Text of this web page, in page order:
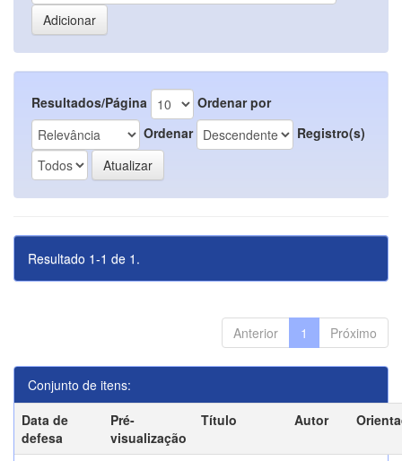
Resultados/Página
Ordenar por
Ordenar
Registro(s)
Resultado 1-1 de 1.
Anterior 1 Próximo
Conjunto de itens:
Data de
defesa
Pré-
visualização
Título Autor